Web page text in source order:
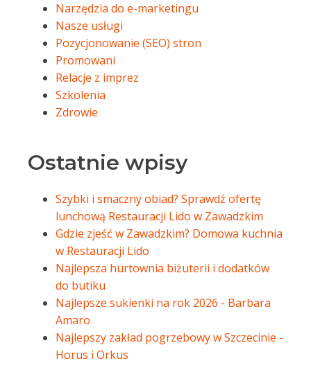
Narzędzia do e-marketingu
Nasze usługi
Pozycjonowanie (SEO) stron
Promowani
Relacje z imprez
Szkolenia
Zdrowie
Ostatnie wpisy
Szybki i smaczny obiad? Sprawdź ofertę
lunchową Restauracji Lido w Zawadzkim
Gdzie zjeść w Zawadzkim? Domowa kuchnia
w Restauracji Lido
Najlepsza hurtownia biżuterii i dodatków
do butiku
Najlepsze sukienki na rok 2026 - Barbara
Amaro
Najlepszy zakład pogrzebowy w Szczecinie -
Horus i Orkus